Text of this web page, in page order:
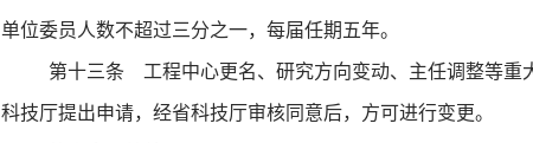
单位委员人数不超过三分之一，每届任期五年。
第十三条 工程中心更名、研究方向变动、主任调整等重
科技厅提出申请，经省科技厅审核同意后，方可进行变更。